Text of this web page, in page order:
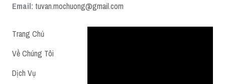
Email: tuvan.mochuong@gmail.com
Trang Chủ
Về Chúng Tôi
Dịch Vụ